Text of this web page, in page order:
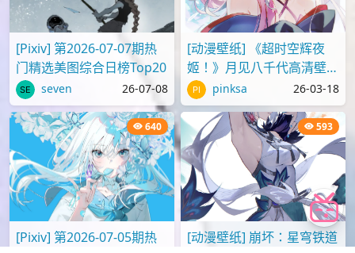
[P站画师][ID:107095809]
@小小依帆Zzzz插画美图作
品推荐blueau 26-04-23
[动漫壁纸] 红眼睛的天童爱
丽丝叫柯伊，《蔚蓝档案》
壁纸图片分享
blueau 26-02-20
773
[Pixiv] 第2026-07-07期热
门精选美图综合日榜Top20
seven 26-07-08
686
[动漫壁纸] 《超时空辉夜
姬！》月见八千代高清壁纸
图片pinksa 26-03-18